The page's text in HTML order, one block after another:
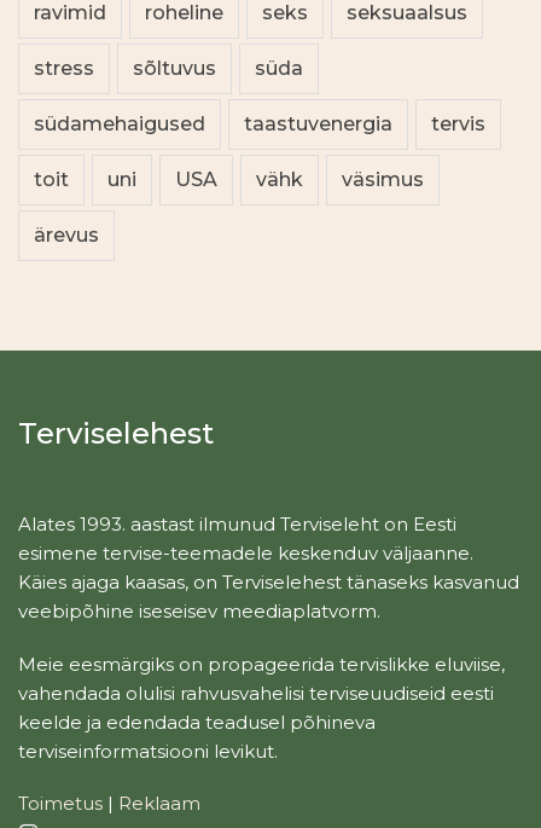
ravimid roheline seks seksuaalsus
stress sõltuvus süda
südamehaigused taastuvenergia tervis
toit uni USA vähk väsimus
ärevus
Terviselehest
Alates 1993. aastast ilmunud Terviseleht on Eesti
esimene tervise-teemadele keskenduv väljaanne.
Käies ajaga kaasas, on Terviselehest tänaseks kasvanud
veebipõhine iseseisev meediaplatvorm.
Meie eesmärgiks on propageerida tervislikke eluviise,
vahendada olulisi rahvusvahelisi terviseuudiseid eesti
keelde ja edendada teadusel põhineva
terviseinformatsiooni levikut.
Toimetus | Reklaam